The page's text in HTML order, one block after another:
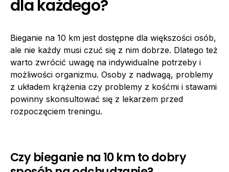
dla każdego?
Bieganie na 10 km jest dostępne dla większości osób,
ale nie każdy musi czuć się z nim dobrze. Dlatego też
warto zwrócić uwagę na indywidualne potrzeby i
możliwości organizmu. Osoby z nadwagą, problemy
z układem krążenia czy problemy z kośćmi i stawami
powinny skonsultować się z lekarzem przed
rozpoczęciem treningu.
Czy bieganie na 10 km to dobry